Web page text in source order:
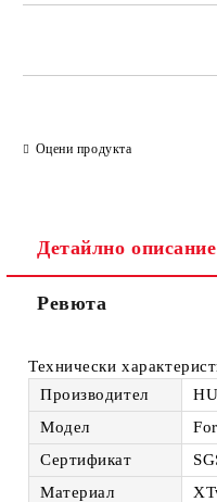
Оцени продукта
Детайлно описание
Ревюта
Технически
Производител
Модел
Сертификат
Материал